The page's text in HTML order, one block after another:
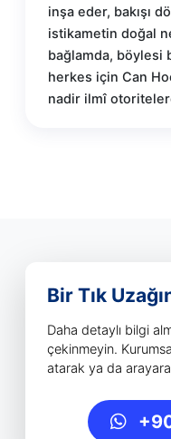
inşa eder, bakışı
istikametin doğal
bağlamda, böylesi
herkes için Can
nadir ilmî
Bir Tık
Daha detaylı bilgi
çekinmeyin.
atarak ya da